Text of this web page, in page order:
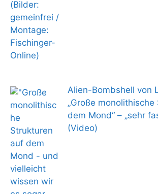
Alien-Bombshell von
„Große
dem Mond“ – „sehr
(Video)